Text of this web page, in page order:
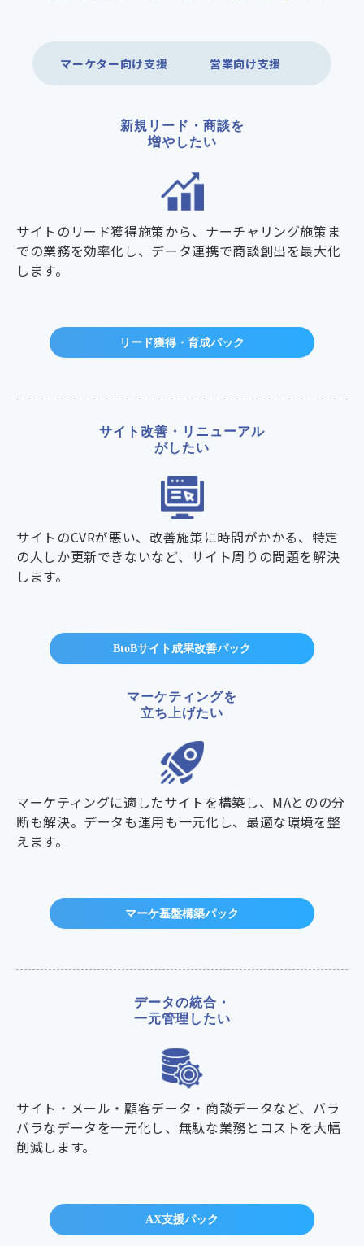
マーケター向け支援 営業向け支援
新規リード・商談を
増やしたい
サイトのリード獲得施策から、ナーチャリング施策ま
での業務を効率化し、データ連携で商談創出を最大化
します。
リード獲得・育成パック
サイト改善・リニューアル
がしたい
サイトのCVRが悪い、改善施策に時間がかかる、特定
の人しか更新できないなど、サイト周りの問題を解決
します。
BtoBサイト成果改善パック
マーケティングを
立ち上げたい
マーケティングに適したサイトを構築し、MAとのの分
断も解決。データも運用も一元化し、最適な環境を整
えます。
マーケ基盤構築パック
データの統合・
一元管理したい
サイト・メール・顧客データ・商談データなど、バラ
バラなデータを一元化し、無駄な業務とコストを大幅
削減します。
AX支援パック